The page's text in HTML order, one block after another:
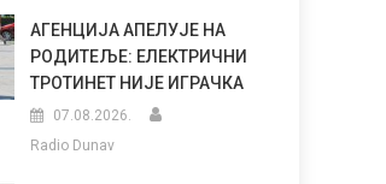
АГЕНЦИЈА АПЕЛУЈЕ НА
РОДИТЕЉЕ: ЕЛЕКТРИЧНИ
ТРОТИНЕТ НИЈЕ ИГРАЧКА
07.08.2026.
Radio Dunav